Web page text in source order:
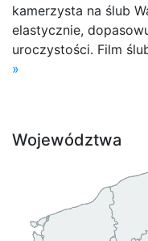
kamerzysta na ślub
elastycznie,
uroczystości. Film
»
Województwa